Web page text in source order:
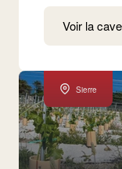
Voir la cave
Sierre